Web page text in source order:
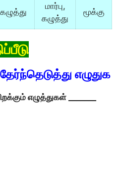
கழுத்து
மார்பு,
கழுத்து
மூக்கு
எழுதுக
எழுத்துகள் _______